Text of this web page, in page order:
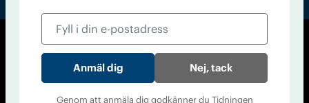
© Tidningen Accent 2026
Cookiepolicy
Personuppgiftspolicy
Nej, tack
Genom att anmäla dig godkänner du Tidningen